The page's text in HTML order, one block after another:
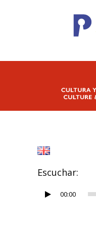
Escuchar:
Reproductor
00:00